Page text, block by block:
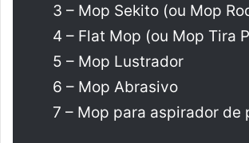
3 – Mop Sekito (ou Mop
4 – Flat Mop (ou Mop Tira
5 – Mop Lustrador
6 – Mop Abrasivo
7 – Mop para aspirador de